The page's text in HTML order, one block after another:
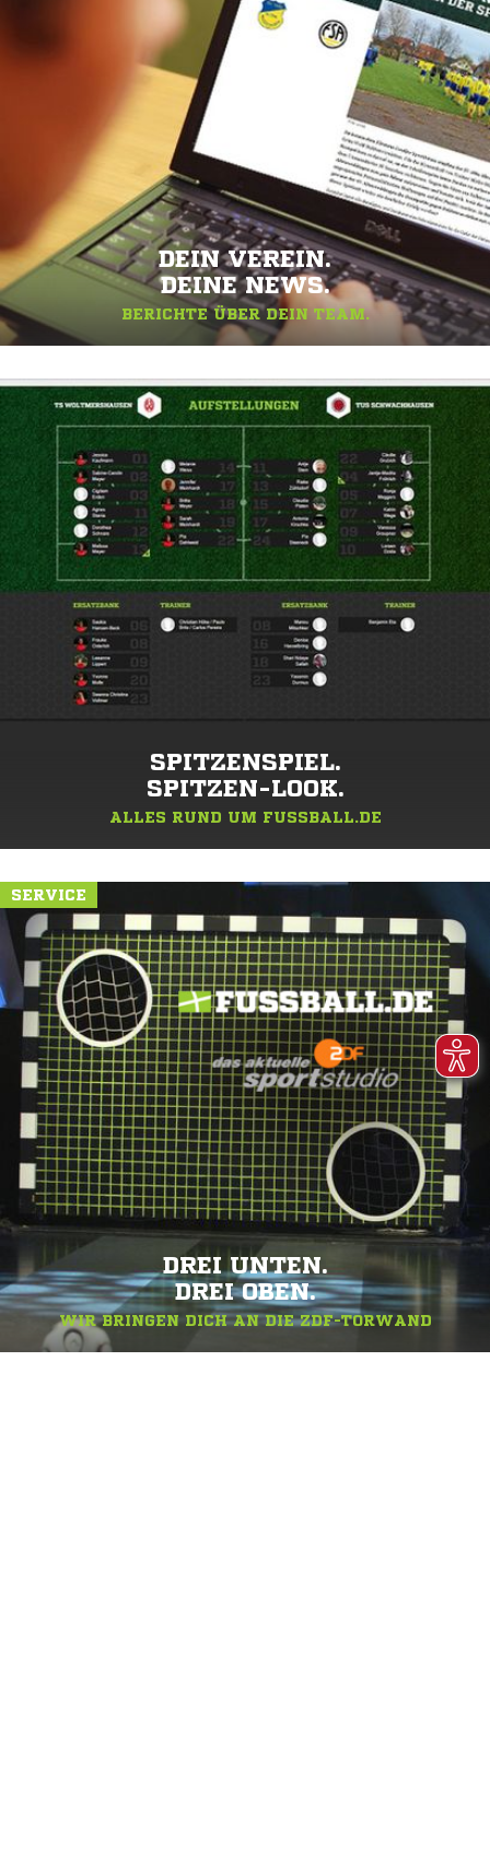
DEIN VEREIN.
DEINE NEWS.
BERICHTE ÜBER DEIN TEAM.
SPITZENSPIEL.
SPITZEN-LOOK.
ALLES RUND UM FUSSBALL.DE
SERVICE
DREI UNTEN.
DREI OBEN.
WIR BRINGEN DICH AN DIE ZDF-TORWAND